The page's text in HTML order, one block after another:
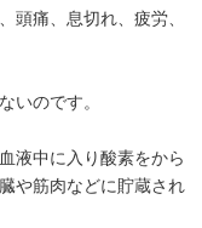
頭痛、息切れ、疲労、
いのです。
液中に入り酸素をから
や筋肉などに貯蔵され